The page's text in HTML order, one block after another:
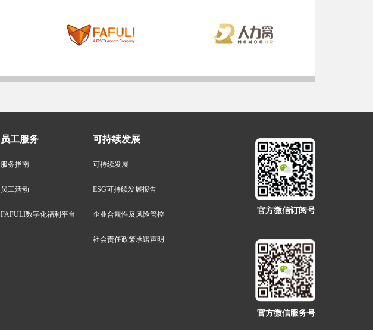
员工服务
服务指南
员工活动
FAFULI数字化福利平台
可持续发展
可持续发展
ESG可持续发展报告
企业合规性及风险管控
社会责任政策承诺声明
官方微信订阅号
官方微信服务号